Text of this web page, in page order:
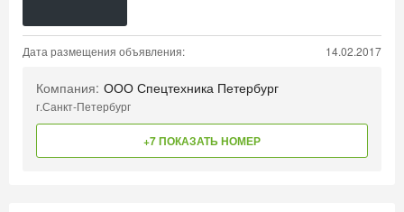
Дата размещения объявления: 14.02.2017
Компания: ООО Спецтехника Петербург
г.Санкт-Петербург
+7 ПОКАЗАТЬ НОМЕР